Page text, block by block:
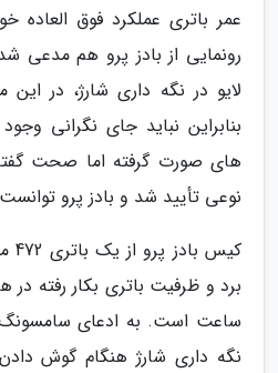
عمر باتری عملکرد فوق
رونمایی از بادز پرو هم مدعی
لایو در نگه داری شارژ، در
بنابراین نباید جای نگرانی
های صورت گرفته اما صحت
نوعی تأیید شد و بادز پرو
ساعت است. به ادعای
نگه داری شارژ هنگام گوش